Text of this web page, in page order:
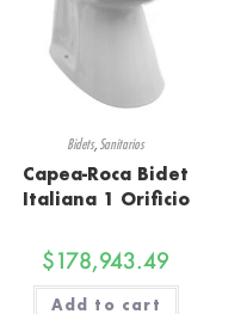
Bidets, Sanitarios
Capea-Roca Bidet
Italiana 1 Orificio
$178,943.49
Add to cart